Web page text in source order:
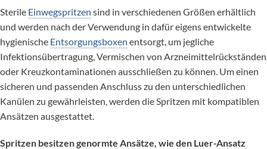
Sterile Einwegspritzen sind in verschiedenen Größen erhältlich
und werden nach der Verwendung in dafür eigens entwickelte
hygienische Entsorgungsboxen entsorgt, um jegliche
Infektionsübertragung, Vermischen von Arzneimittelrückständen
oder Kreuzkontaminationen ausschließen zu können. Um einen
sicheren und passenden Anschluss zu den unterschiedlichen
Kanülen zu gewährleisten, werden die Spritzen mit kompatiblen
Ansätzen ausgestattet.
Spritzen besitzen genormte Ansätze, wie den Luer-Ansatz